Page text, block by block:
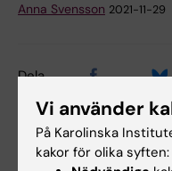
Anna Svensson 2021-11-29
Dela
Vi använder
På Karolinska
kakor för olika syften: